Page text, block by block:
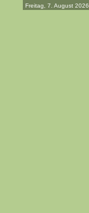
Freitag, 7. August 2026